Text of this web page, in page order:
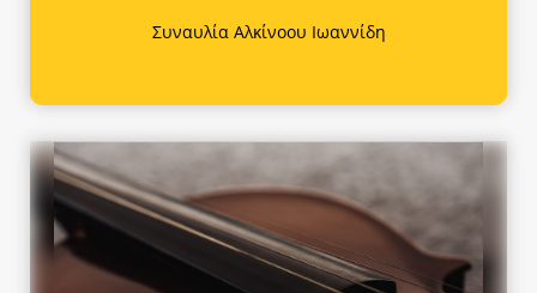
Συναυλία Αλκίνοου Ιωαννίδη